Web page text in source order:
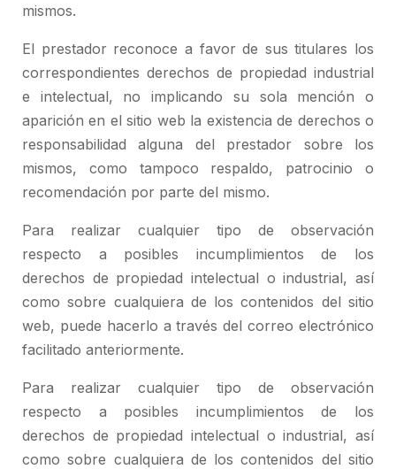
mismos.
El prestador reconoce a favor de sus titulares los
correspondientes derechos de propiedad industrial
e intelectual, no implicando su sola mención o
aparición en el sitio web la existencia de derechos o
responsabilidad alguna del prestador sobre los
mismos, como tampoco respaldo, patrocinio o
recomendación por parte del mismo.
Para realizar cualquier tipo de observación
respecto a posibles incumplimientos de los
derechos de propiedad intelectual o industrial, así
como sobre cualquiera de los contenidos del sitio
web, puede hacerlo a través del correo electrónico
facilitado anteriormente.
Para realizar cualquier tipo de observación
respecto a posibles incumplimientos de los
derechos de propiedad intelectual o industrial, así
como sobre cualquiera de los contenidos del sitio